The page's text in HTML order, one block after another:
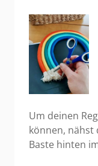
Um deinen
können, nähst
Baste hinten